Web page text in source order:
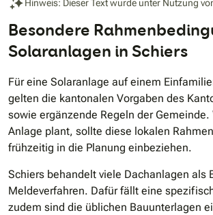
Hinweis: Dieser Text wurde unter Nutzung
Besondere
Solaranlagen in Schiers
Für eine Solaranlage auf einem
gelten die kantonalen Vorgaben des
sowie ergänzende Regeln der Gemeinde.
Anlage plant, sollte diese lokalen
frühzeitig in die Planung einbeziehen.
Schiers behandelt viele Dachanlagen als
Meldeverfahren. Dafür fällt eine
zudem sind die üblichen Bauunterlagen